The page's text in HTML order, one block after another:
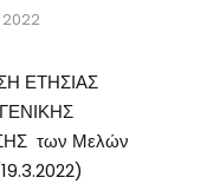
2022
ΕΤΗΣΙΑΣ
των Μελών